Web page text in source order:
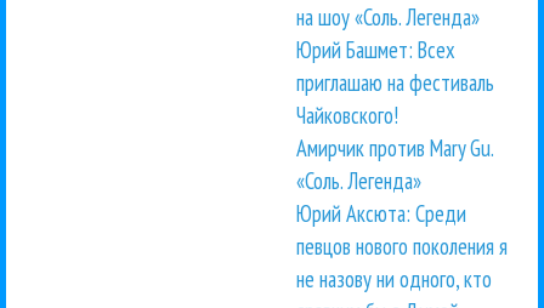
на шоу «Соль. Легенда»
Юрий Башмет: Всех
приглашаю на фестиваль
Чайковского!
Амирчик против Mary Gu.
«Соль. Легенда»
Юрий Аксюта: Среди
певцов нового поколения я
не назову ни одного, кто